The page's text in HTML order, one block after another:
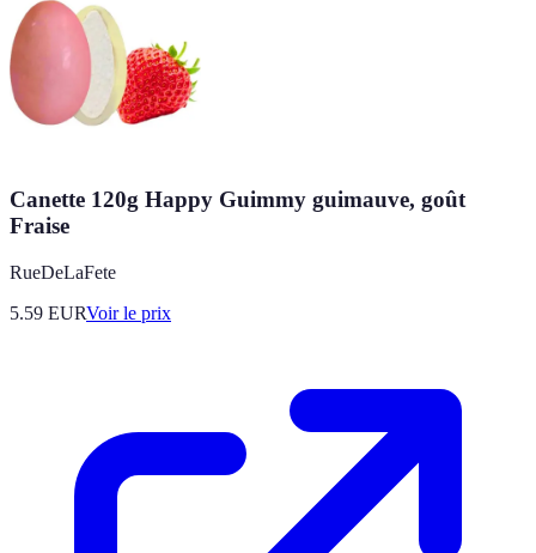
Canette 120g Happy Guimmy guimauve, goût
Fraise
RueDeLaFete
5.59 EURVoir le prix